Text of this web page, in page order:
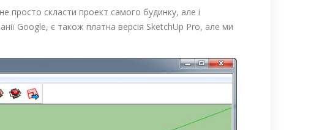
просто скласти проект самого будинку, але і
Google, є також платна версія SketchUp Pro, але ми